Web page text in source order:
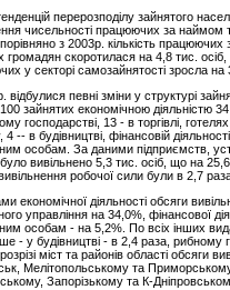
перерозподілу зайнятого
чисельності працюючих за наймом
з 2003р. кількість
громадян скоротилася на 4,8 тис.
у секторі самозайнятості зросла на
відбулися певні зміни у структурі
зайнятих економічною діяльністю
господарстві, 13 - в торгівлі,
4 -- в будівництві, фінансовій
особам. За даними підприємств,
вивільнено 5,3 тис. осіб, що на
робочої сили були в 2,7
економічної діяльності обсяги
управління на 34,0%, фінансової
особам - на 5,2%. По всіх інших
- у будівництві - в 2,4 раза, рибному
міст та районів області обсяги
Мелітопольському та
Запорізькому та К-